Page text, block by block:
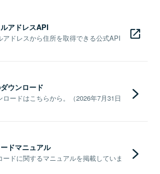
アドレスAPI
アドレスから住所を取得できる公式API
ウンロード
ードはこちらから。（2026年7月31日
ドマニュアル
ドに関するマニュアルを掲載していま